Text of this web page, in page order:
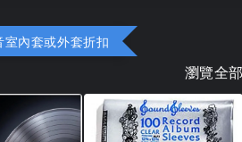
內套或外套折扣
瀏覽全